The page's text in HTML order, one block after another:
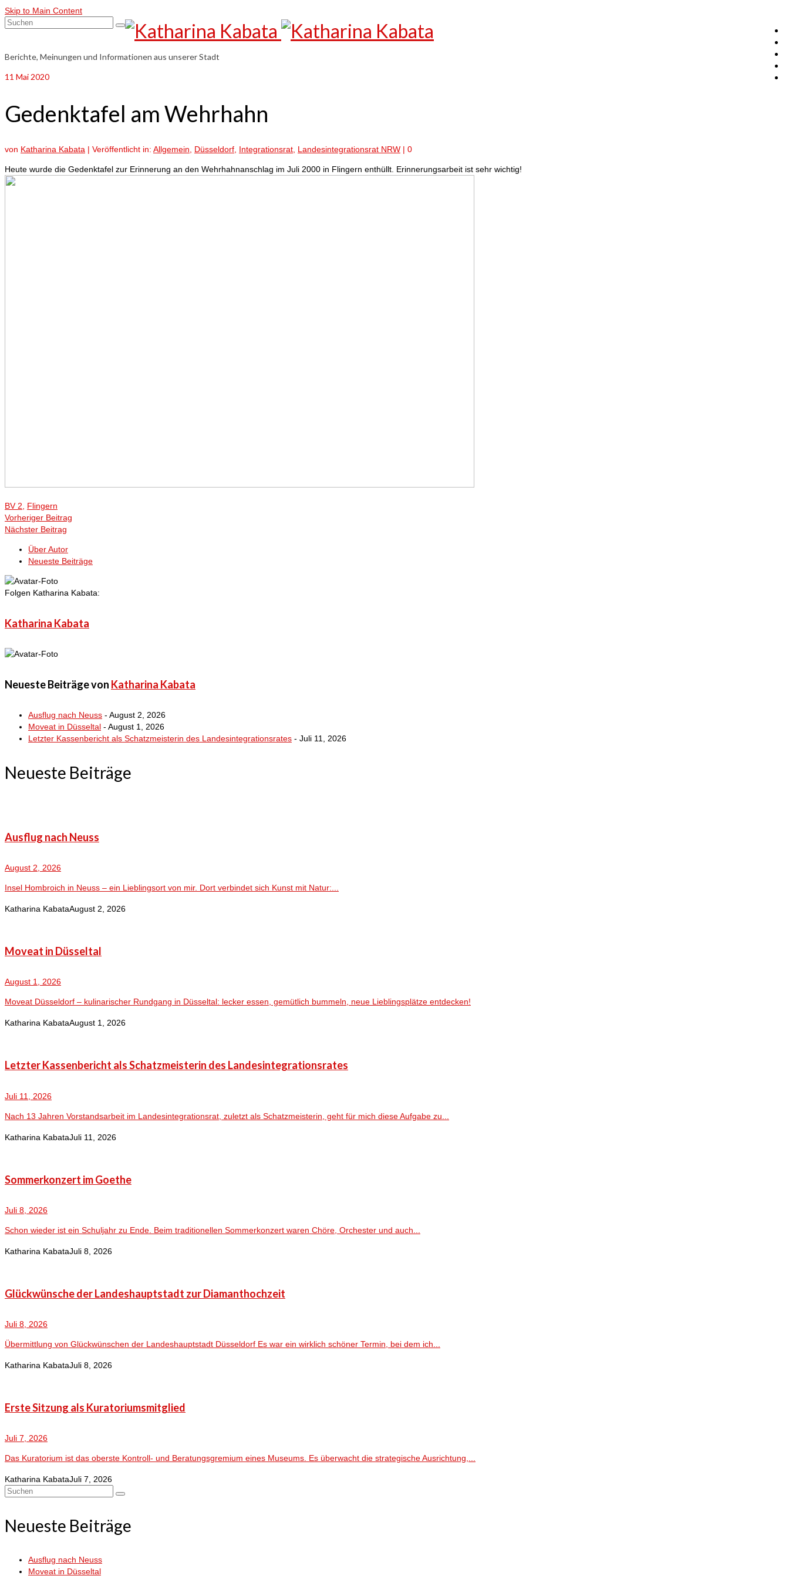
Skip to Main Content
Suchen
Berichte, Meinungen und Informationen aus unserer Stadt
11 Mai 2020
Gedenktafel am Wehrhahn
von Katharina Kabata | Veröffentlicht in: Allgemein Düsseldorf Integrationsrat Landesintegrationsrat NRW | 0
Heute wurde die Gedenktafel zur Erinnerung an den Wehrhahnanschlag im Juli 2000 in Flingern enthüllt. Erinnerungsarbeit ist sehr wichtig!
BV 2
Flingern
Vorheriger Beitrag
Nächster Beitrag
Über Autor
Neueste Beiträge
Folgen Katharina Kabata:
Katharina Kabata
Neueste Beiträge von Katharina Kabata
Ausflug nach Neuss - August 2, 2026
Moveat in Düsseltal - August 1, 2026
Letzter Kassenbericht als Schatzmeisterin des Landesintegrationsrates - Juli 11, 2026
Neueste Beiträge
Ausflug nach Neuss
August 2, 2026
Insel Hombroich in Neuss – ein Lieblingsort von mir. Dort verbindet sich Kunst mit Natur:...
Katharina KabataAugust 2, 2026
Moveat in Düsseltal
August 1, 2026
Moveat Düsseldorf – kulinarischer Rundgang in Düsseltal: lecker essen, gemütlich bummeln, neue Lieblingsplätze entdecken!
Katharina KabataAugust 1, 2026
Letzter Kassenbericht als Schatzmeisterin des Landesintegrationsrates
Juli 11, 2026
Nach 13 Jahren Vorstandsarbeit im Landesintegrationsrat, zuletzt als Schatzmeisterin, geht für mich diese Aufgabe zu...
Katharina KabataJuli 11, 2026
Sommerkonzert im Goethe
Juli 8, 2026
Schon wieder ist ein Schuljahr zu Ende. Beim traditionellen Sommerkonzert waren Chöre, Orchester und auch...
Katharina KabataJuli 8, 2026
Glückwünsche der Landeshauptstadt zur Diamanthochzeit
Juli 8, 2026
Übermittlung von Glückwünschen der Landeshauptstadt Düsseldorf Es war ein wirklich schöner Termin, bei dem ich...
Katharina KabataJuli 8, 2026
Erste Sitzung als Kuratoriumsmitglied
Juli 7, 2026
Das Kuratorium ist das oberste Kontroll- und Beratungsgremium eines Museums. Es überwacht die strategische Ausrichtung,...
Katharina KabataJuli 7, 2026
Suchen
Neueste Beiträge
Ausflug nach Neuss
Moveat in Düsseltal